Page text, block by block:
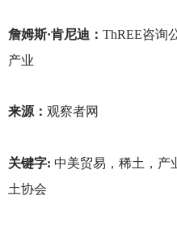
詹姆斯·肯尼迪： ThREE咨询
产业
来源： 观察者网
关键字: 中美贸易，稀土，产
土协会